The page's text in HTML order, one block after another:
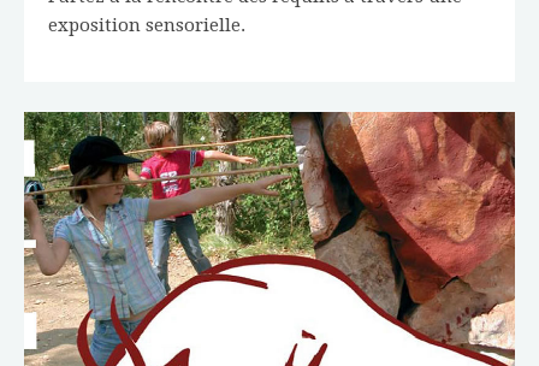
exposition sensorielle.